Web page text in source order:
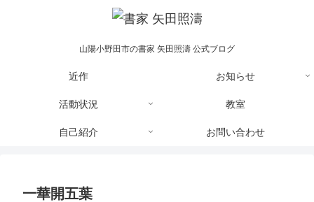
山陽小野田市の書家 矢田照濤 公式ブログ
近作 お知らせ
活動状況 教室
自己紹介 お問い合わせ
一華開五葉